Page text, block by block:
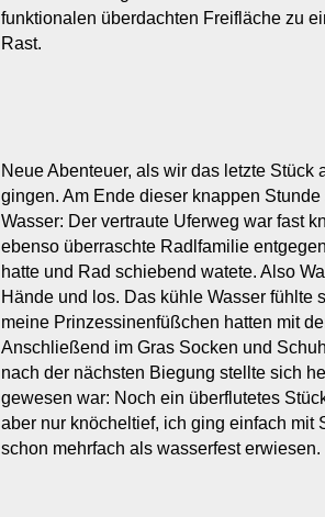
funktionalen überdachten Freifläche zu
Rast.
Neue Abenteuer, als wir das letzte Stück
gingen. Am Ende dieser knappen
Wasser: Der vertraute Uferweg war fast
ebenso überraschte Radlfamilie
hatte und Rad schiebend watete. Also
Hände und los. Das kühle Wasser fühlte
meine Prinzessinenfüßchen hatten mit
Anschließend im Gras Socken und
nach der nächsten Biegung stellte sich
gewesen war: Noch ein überflutetes
aber nur knöcheltief, ich ging einfach mit
schon mehrfach als wasserfest erwiesen.